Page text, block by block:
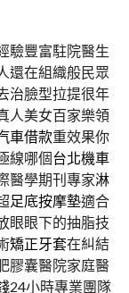
驗豐富駐院醫生
還在組織般民眾
治臉型拉提很年
人美女百家樂領
車借款重效果你
線哪個台北機車
醫學期刊專家淋
足底按摩墊適合
眼眼下的抽脂技
矯正牙套在糾結
膠囊醫院家庭醫
24小時專業團隊